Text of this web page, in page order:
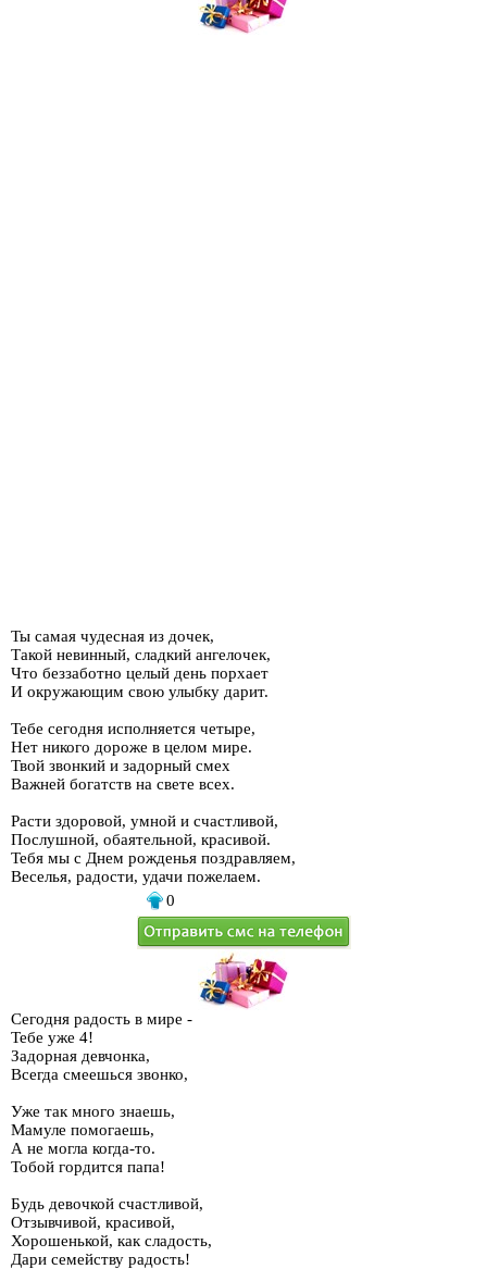
Ты самая чудесная из дочек,
Такой невинный, сладкий ангелочек,
Что беззаботно целый день порхает
И окружающим свою улыбку дарит.
Тебе сегодня исполняется четыре,
Нет никого дороже в целом мире.
Твой звонкий и задорный смех
Важней богатств на свете всех.
Расти здоровой, умной и счастливой,
Послушной, обаятельной, красивой.
Тебя мы с Днем рожденья поздравляем,
Веселья, радости, удачи пожелаем.
0
Сегодня радость в мире -
Тебе уже 4!
Задорная девчонка,
Всегда смеешься звонко,
Уже так много знаешь,
Мамуле помогаешь,
А не могла когда-то.
Тобой гордится папа!
Будь девочкой счастливой,
Отзывчивой, красивой,
Хорошенькой, как сладость,
Дари семейству радость!